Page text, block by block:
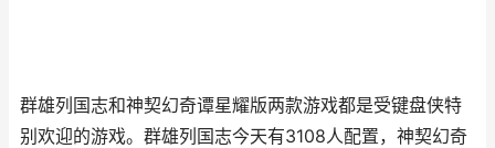
群雄列国志和神契幻奇谭星耀版两款游戏都是受键盘侠特
别欢迎的游戏。群雄列国志今天有3108人配置，神契幻奇